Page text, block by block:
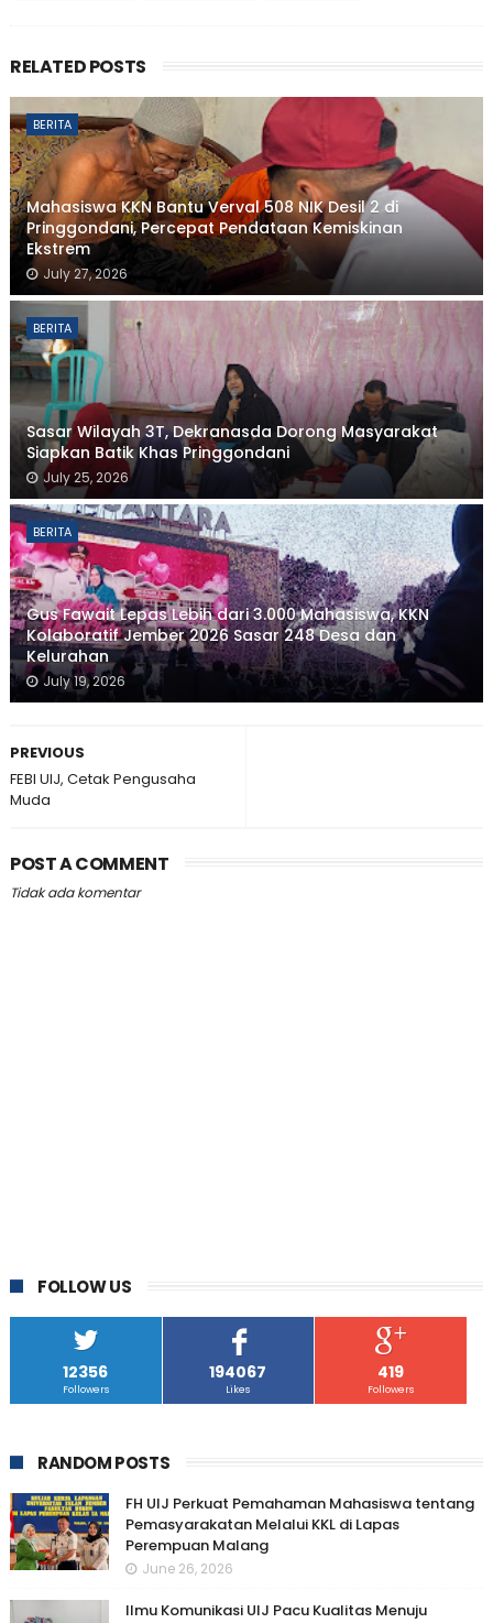
RELATED POSTS
BERITA
Mahasiswa KKN Bantu Verval 508 NIK Desil 2 di
Pringgondani, Percepat Pendataan Kemiskinan
Ekstrem
July 27, 2026
BERITA
Sasar Wilayah 3T, Dekranasda Dorong Masyarakat
Siapkan Batik Khas Pringgondani
July 25, 2026
BERITA
Gus Fawait Lepas Lebih dari 3.000 Mahasiswa, KKN
Kolaboratif Jember 2026 Sasar 248 Desa dan
Kelurahan
July 19, 2026
PREVIOUS
FEBI UIJ, Cetak Pengusaha
Muda
POST A COMMENT
Tidak ada komentar
FOLLOW US
12356
Followers
194067
Likes
419
Followers
RANDOM POSTS
FH UIJ Perkuat Pemahaman Mahasiswa tentang
Pemasyarakatan Melalui KKL di Lapas
Perempuan Malang
June 26, 2026
Ilmu Komunikasi UIJ Pacu Kualitas Menuju